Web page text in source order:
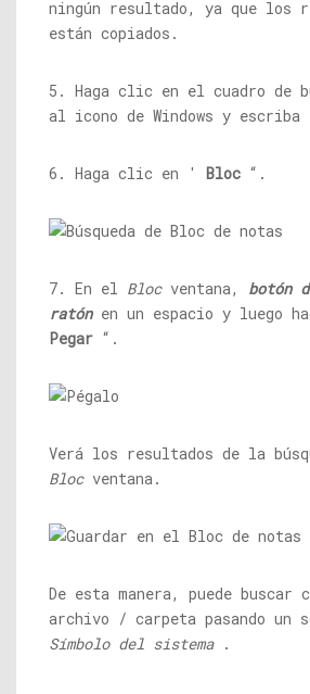
ningún resultado, ya que los
están copiados.
5. Haga clic en el cuadro de
al icono de Windows y
6. Haga clic en ' Bloc “.
7. En el Blocventana, botón
ratón en un espacio y luego
Pegar “.
Verá los resultados de la
Blocventana.
De esta manera, puede buscar
archivo / carpeta pasando un
Símbolo del sistema.